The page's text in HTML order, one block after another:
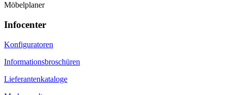
Möbelplaner
Infocenter
Konfiguratoren
Informationsbroschüren
Lieferantenkataloge